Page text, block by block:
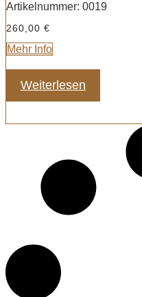
Artikelnummer: 0019
260,00 €
Mehr Info
Weiterlesen